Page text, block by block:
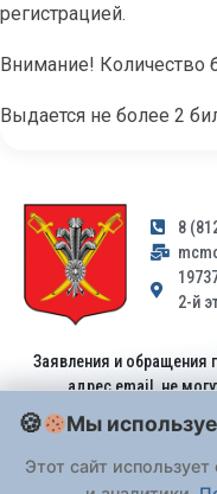
регистрацией.
Внимание! Количество
Выдается не более 2
8
2-й
Заявления и обращения
адрес email, не
Федерального
принимаются только: по
или лично
Мы
Этот сайт